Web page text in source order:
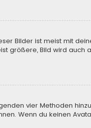
Bilder ist meist mit
größere, Bild wird auch
vier Methoden
Wenn du keinen